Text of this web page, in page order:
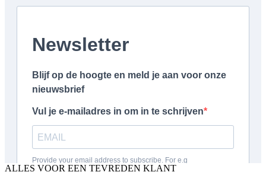
ALLES VOOR EEN TEVREDEN KLANT